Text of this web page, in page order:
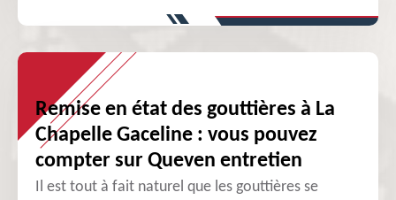
Remise en état des gouttières à La
Chapelle Gaceline : vous pouvez
compter sur Queven entretien
Il est tout à fait naturel que les gouttières se